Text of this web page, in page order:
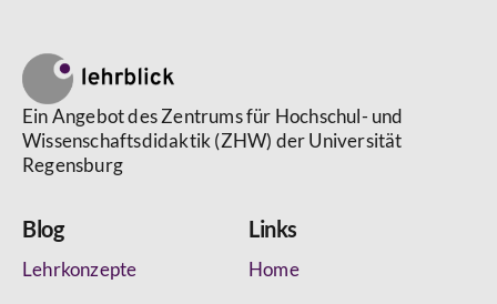
Ein Angebot des Zentrums für Hochschul- und
Wissenschaftsdidaktik (ZHW) der Universität
Regensburg
Blog
Lehrkonzepte
Links
Home